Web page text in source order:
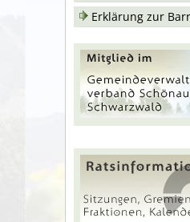
Erklärung zur